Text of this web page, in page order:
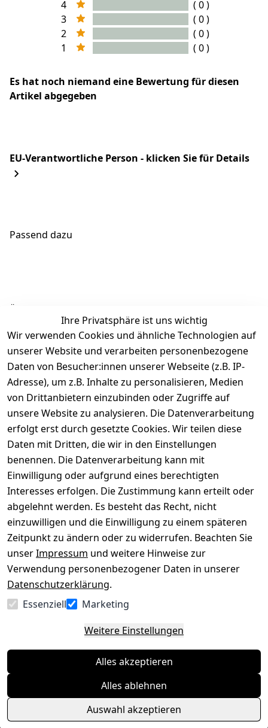
4
( 0 )
3
( 0 )
2
( 0 )
1
( 0 )
Es hat noch niemand eine Bewertung für diesen
Artikel abgegeben
EU-Verantwortliche Person - klicken Sie für Details
Passend dazu
Ähnliche Produkte
Ihre Privatsphäre ist uns wichtig
Wir verwenden Cookies und ähnliche Technologien auf
unserer Website und verarbeiten personenbezogene
Daten von Besucher:innen unserer Webseite (z.B. IP-
Adresse), um z.B. Inhalte zu personalisieren, Medien
von Drittanbietern einzubinden oder Zugriffe auf
unsere Website zu analysieren. Die Datenverarbeitung
erfolgt erst durch gesetzte Cookies. Wir teilen diese
Daten mit Dritten, die wir in den Einstellungen
benennen. Die Datenverarbeitung kann mit
Einwilligung oder aufgrund eines berechtigten
Interesses erfolgen. Die Zustimmung kann erteilt oder
abgelehnt werden. Es besteht das Recht, nicht
einzuwilligen und die Einwilligung zu einem späteren
Zeitpunkt zu ändern oder zu widerrufen. Beachten Sie
unserImpressum und weitere Hinweise zur
Verwendung personenbezogener Daten in unserer
Datenschutzerklärung.
Essenziell
Marketing
Weitere Einstellungen
Alles akzeptieren
Alles ablehnen
Auswahl akzeptieren
Rechtliches
AGB
Impressum
Datenschutze
rklärung
Barrierefreihe
itserklärung
Widerrufsrec
ht
Über uns
Kontakt
Registrieren
Kataloge zum
Download
Pflege &
Kundendienst
Kiefermöbel
Hilfe
Wir
versenden
mit
Zahle
bequem per
Vertrag
widerrufen
© Massivholzmöbel Experte 2026